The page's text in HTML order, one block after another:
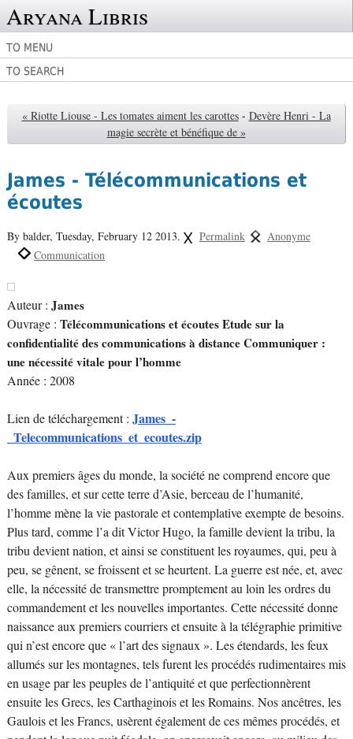
Aryana Libris
TO MENU
TO SEARCH
« Riotte Liouse - Les tomates aiment les carottes - Devère Henri - La
magie secrète et bénéfique de »
James - Télécommunications et
écoutes
By balder, Tuesday, February 12 2013. Permalink
Anonyme
Communication
Auteur : James
Ouvrage : Télécommunications et écoutes Etude sur la
confidentialité des communications à distance Communiquer :
une nécessité vitale pour l’homme
Année : 2008
Lien de téléchargement : James_-
_Telecommunications_et_ecoutes.zip
Aux premiers âges du monde, la société ne comprend encore que
des familles, et sur cette terre d’Asie, berceau de l’humanité,
l’homme mène la vie pastorale et contemplative exempte de besoins.
Plus tard, comme l’a dit Victor Hugo, la famille devient la tribu, la
tribu devient nation, et ainsi se constituent les royaumes, qui, peu à
peu, se gênent, se froissent et se heurtent. La guerre est née, et, avec
elle, la nécessité de transmettre promptement au loin les ordres du
commandement et les nouvelles importantes. Cette nécessité donne
naissance aux premiers courriers et ensuite à la télégraphie primitive
qui n’est encore que « l’art des signaux ». Les étendards, les feux
allumés sur les montagnes, tels furent les procédés rudimentaires mis
en usage par les peuples de l’antiquité et que perfectionnèrent
ensuite les Grecs, les Carthaginois et les Romains. Nos ancêtres, les
Gaulois et les Francs, usèrent également de ces mêmes procédés, et